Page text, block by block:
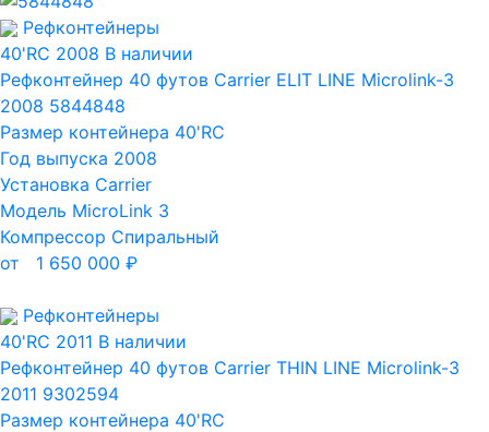
Рефконтейнеры
40'RC 2008 В наличии
Рефконтейнер 40 футов Carrier ELIT LINE Microlink-3
2008 5844848
Размер контейнера 40'RC
Год выпуска 2008
Установка Carrier
Модель MicroLink 3
Компрессор Спиральный
от 1 650 000 ₽
Рефконтейнеры
40'RC 2011 В наличии
Рефконтейнер 40 футов Carrier THIN LINE Microlink-3
2011 9302594
Размер контейнера 40'RC